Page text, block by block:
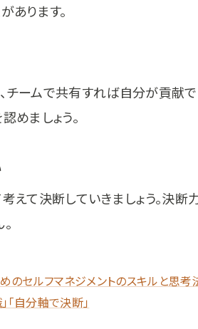
あります。
チームで共有すれば自分が貢献で
めましょう。
えて決断していきましょう。決断
のセルフマネジメントのスキルと思考
「自分軸で決断」